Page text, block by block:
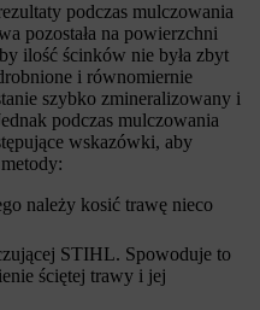
podczas mulczowania
pozostała na powierzchni
ilość ścinków nie była zbyt
i równomiernie
szybko zmineralizowany i
podczas mulczowania
wskazówki, aby
należy kosić trawę nieco
STIHL. Spowoduje to
ściętej trawy i jej